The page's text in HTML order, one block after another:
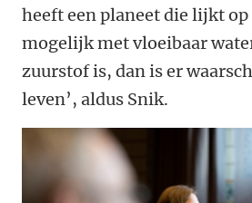
heeft een planeet die lijkt op
mogelijk met vloeibaar
zuurstof is, dan is er
leven’, aldus Snik.